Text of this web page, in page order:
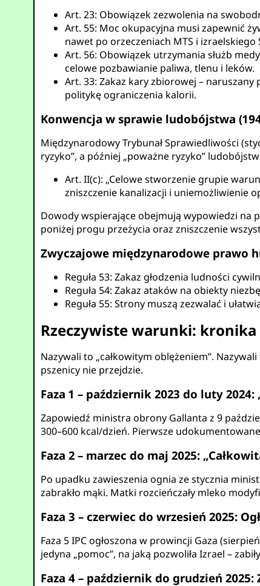
Art. 23: Obowiązek zezwolenia na
Art. 55: Moc okupacyjna musi zapewnić
nawet po orzeczeniach MTS i
Art. 56: Obowiązek utrzymania służb
celowe pozbawianie paliwa, tlenu i leków.
Art. 33: Zakaz kary zbiorowej – naruszany
politykę ograniczenia kalorii.
Konwencja w sprawie ludobójstwa
Międzynarodowy Trybunał Sprawiedliwości
ryzyko”, a później „poważne ryzyko”
Art. II(c): „Celowe stworzenie grupie
zniszczenie kanalizacji i uniemożliwienie
Dowody wspierające obejmują wypowiedzi na
poniżej progu przeżycia oraz zniszczenie
Zwyczajowe międzynarodowe prawo
Reguła 53: Zakaz głodzenia ludności
Reguła 54: Zakaz ataków na obiekty
Reguła 55: Strony muszą zezwalać i
Rzeczywiste warunki:
Nazywali to „całkowitym oblężeniem”.
pszenicy nie przejdzie.
Faza 1 – październik 2023 do luty
Zapowiedź ministra obrony Gallanta z 9
300–600 kcal/dzień. Pierwsze
Faza 2 – marzec do maj 2025:
Po upadku zawieszenia ognia ze stycznia
zabrakło mąki. Matki rozcieńczały mleko
Faza 3 – czerwiec do wrzesień 2025:
Faza 5 IPC ogłoszona w prowincji Gaza
jedyna „pomoc”, na jaką pozwoliła Izrael –
Faza 4 – październik do grudzień